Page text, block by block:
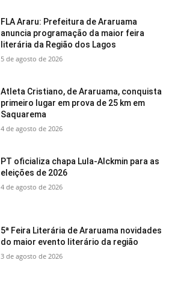
FLA Araru: Prefeitura de Araruama
anuncia programação da maior feira
literária da Região dos Lagos
5 de agosto de 2026
Atleta Cristiano, de Araruama, conquista
primeiro lugar em prova de 25 km em
Saquarema
4 de agosto de 2026
PT oficializa chapa Lula-Alckmin para as
eleições de 2026
4 de agosto de 2026
5ª Feira Literária de Araruama novidades
do maior evento literário da região
3 de agosto de 2026